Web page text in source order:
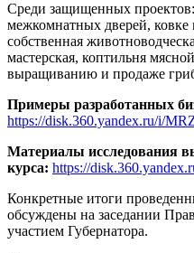
Среди защищенных
межкомнатных дверей, ковке
собственная
мастерская, коптильня
выращиванию и продаже
Примеры разработанных
https://disk.360.yandex.ru/i/
Материалы исследования
курса: https://
Конкретные итоги
обсуждены на заседании
участием Губернатора.